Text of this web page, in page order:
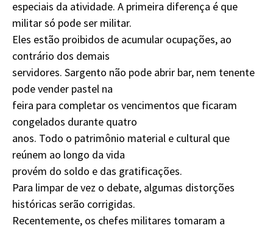
especiais da atividade. A primeira diferença é que
militar só pode ser militar.
Eles estão proibidos de acumular ocupações, ao
contrário dos demais
servidores. Sargento não pode abrir bar, nem tenente
pode vender pastel na
feira para completar os vencimentos que ficaram
congelados durante quatro
anos. Todo o patrimônio material e cultural que
reúnem ao longo da vida
provém do soldo e das gratificações.
Para limpar de vez o debate, algumas distorções
históricas serão corrigidas.
Recentemente, os chefes militares tomaram a